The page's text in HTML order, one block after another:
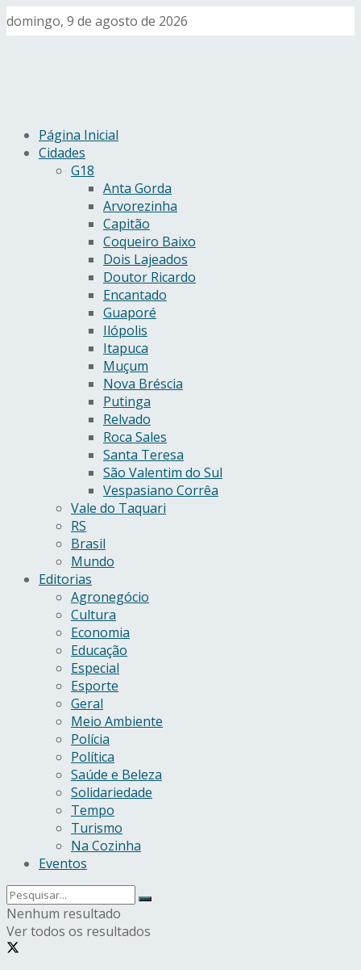
domingo, 9 de agosto de 2026
Página Inicial
Cidades
G18
Anta Gorda
Arvorezinha
Capitão
Coqueiro Baixo
Dois Lajeados
Doutor Ricardo
Encantado
Guaporé
Ilópolis
Itapuca
Muçum
Nova Bréscia
Putinga
Relvado
Roca Sales
Santa Teresa
São Valentim do Sul
Vespasiano Corrêa
Vale do Taquari
RS
Brasil
Mundo
Editorias
Agronegócio
Cultura
Economia
Educação
Especial
Esporte
Geral
Meio Ambiente
Polícia
Política
Saúde e Beleza
Solidariedade
Tempo
Turismo
Na Cozinha
Eventos
Nenhum resultado
Ver todos os resultados